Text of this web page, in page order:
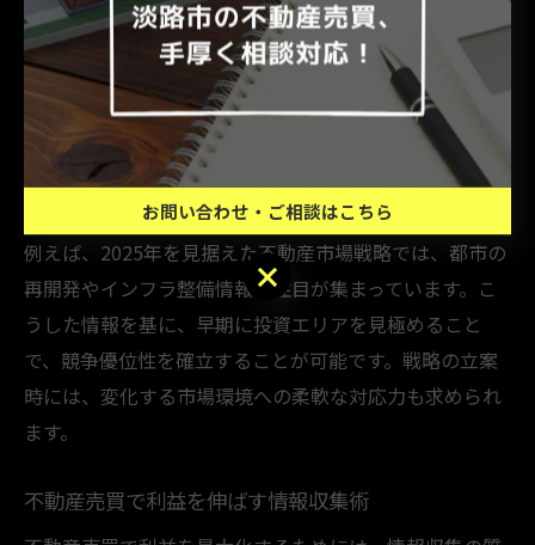
最新の市場戦略が投資判断に及ぼす影響
最新の不動産市場戦略は、投資判断に直接的な影響を及
ぼします。現状、データ分析を活用した戦略や、エリア
特性を踏まえた売買計画が重視される傾向にあります。
特に、AIやビッグデータを用いた市場予測は、今後の投
資判断において不可欠な要素となっています。
例えば、2025年を見据えた不動産市場戦略では、都市の
再開発やインフラ整備情報に注目が集まっています。こ
うした情報を基に、早期に投資エリアを見極めること
で、競争優位性を確立することが可能です。戦略の立案
時には、変化する市場環境への柔軟な対応力も求められ
ます。
不動産売買で利益を伸ばす情報収集術
お問い合わせ・ご相談はこちら
お問い合わせ・ご相談はこちら